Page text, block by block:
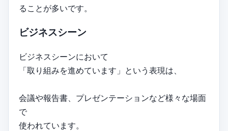
ることが多いです。
ビジネスシーン
ビジネスシーンにおいて
「取り組みを進めています」という表現は、
会議や報告書、プレゼンテーションなど様々な場面
で
使われています。